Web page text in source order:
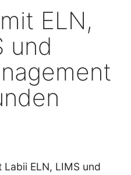
ELN,
und
ELN, LIMS und